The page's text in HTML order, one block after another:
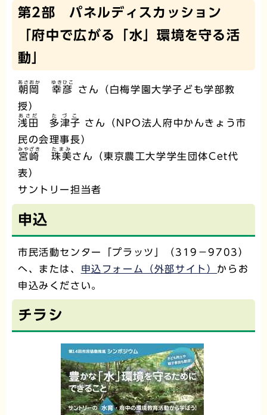
第2部 パネルディスカッション
「府中で広がる「水」環境を守る活
動」
朝岡
あさおか
幸彦
ゆきひこ
さん（白梅学園大学子ども学部教
授）
浅田
あさだ
多津子
たづこ
さん（NPO法人府中かんきょう市
民の会理事長）
宮崎
みやざき
珠美
たまみ
さん（東京農工大学学生団体Cet代
表）
サントリー担当者
申込
市民活動センター「プラッツ」（319－9703）
へ、または、 申込フォーム（外部サイト） からお
申込みください。
チラシ